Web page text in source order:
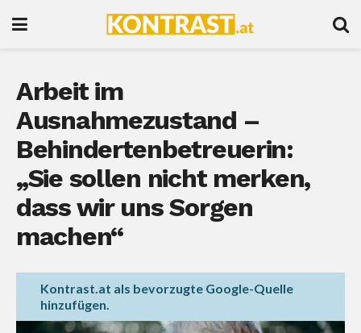
Arbeit im
Ausnahmezustand –
Behindertenbetreuerin:
„Sie sollen nicht merken,
dass wir uns Sorgen
machen“
Kontrast.at als bevorzugte Google-Quelle
hinzufügen.